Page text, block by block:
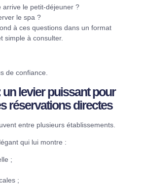
arrive le petit-déjeuner ?
le spa ?
à ces questions dans un format
simple à consulter.
de confiance.
un levier puissant pour
réservations directes
entre plusieurs établissements.
qui lui montre :
;
;